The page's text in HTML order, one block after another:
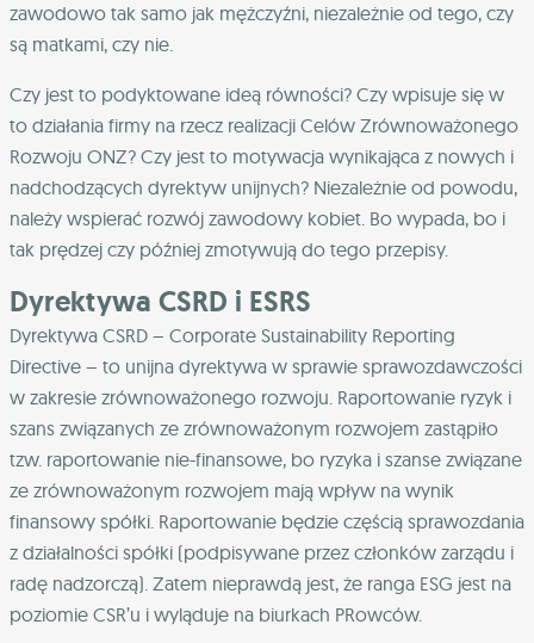
zawodowo tak samo jak mężczyźni, niezależnie od tego, czy
są matkami, czy nie.
Czy jest to podyktowane ideą równości? Czy wpisuje się w
to działania firmy na rzecz realizacji Celów Zrównoważonego
Rozwoju ONZ? Czy jest to motywacja wynikająca z nowych i
nadchodzących dyrektyw unijnych? Niezależnie od powodu,
należy wspierać rozwój zawodowy kobiet. Bo wypada, bo i
tak prędzej czy później zmotywują do tego przepisy.
Dyrektywa CSRD i ESRS
Dyrektywa CSRD – Corporate Sustainability Reporting
Directive – to unijna dyrektywa w sprawie sprawozdawczości
w zakresie zrównoważonego rozwoju. Raportowanie ryzyk i
szans związanych ze zrównoważonym rozwojem zastąpiło
tzw. raportowanie nie-finansowe, bo ryzyka i szanse związane
ze zrównoważonym rozwojem mają wpływ na wynik
finansowy spółki. Raportowanie będzie częścią sprawozdania
z działalności spółki (podpisywane przez członków zarządu i
radę nadzorczą). Zatem nieprawdą jest, że ranga ESG jest na
poziomie CSR’u i wyląduje na biurkach PRowców.